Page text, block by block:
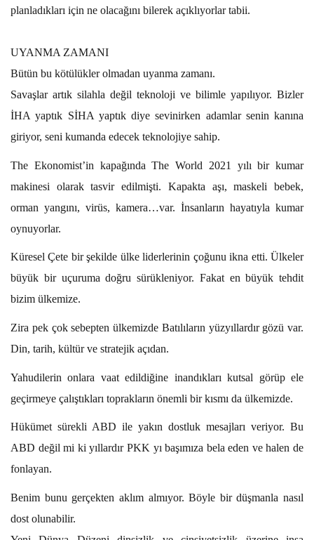
planladıkları için ne olacağını bilerek açıklıyorlar tabii.
UYANMA ZAMANI
Bütün bu kötülükler olmadan uyanma zamanı.
Savaşlar artık silahla değil teknoloji ve bilimle yapılıyor. Bizler
İHA yaptık SİHA yaptık diye sevinirken adamlar senin kanına
giriyor, seni kumanda edecek teknolojiye sahip.
The Ekonomist’in kapağında The World 2021 yılı bir kumar
makinesi olarak tasvir edilmişti. Kapakta aşı, maskeli bebek,
orman yangını, virüs, kamera…var. İnsanların hayatıyla kumar
oynuyorlar.
Küresel Çete bir şekilde ülke liderlerinin çoğunu ikna etti. Ülkeler
büyük bir uçuruma doğru sürükleniyor. Fakat en büyük tehdit
bizim ülkemize.
Zira pek çok sebepten ülkemizde Batılıların yüzyıllardır gözü var.
Din, tarih, kültür ve stratejik açıdan.
Yahudilerin onlara vaat edildiğine inandıkları kutsal görüp ele
geçirmeye çalıştıkları toprakların önemli bir kısmı da ülkemizde.
Hükümet sürekli ABD ile yakın dostluk mesajları veriyor. Bu
ABD değil mi ki yıllardır PKK yı başımıza bela eden ve halen de
fonlayan.
Benim bunu gerçekten aklım almıyor. Böyle bir düşmanla nasıl
dost olunabilir.